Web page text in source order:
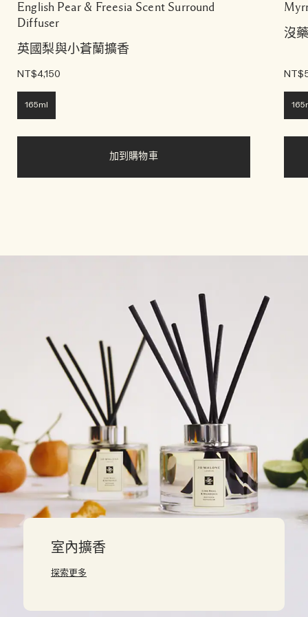
English Pear & Freesia Scent Surround
Diffuser
英國梨與小蒼蘭擴香
NT$4,150
165ml
加到購物車
沒
室內擴香
探索更多